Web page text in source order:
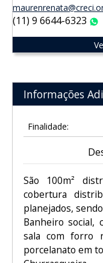
(11) 9 6644-6323
Informações
Finalidade:
São 100m²
cobertura
planejados,
Banheiro social,
sala com forro
porcelanato em